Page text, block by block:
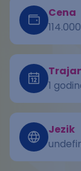
Cena
1
Jezik